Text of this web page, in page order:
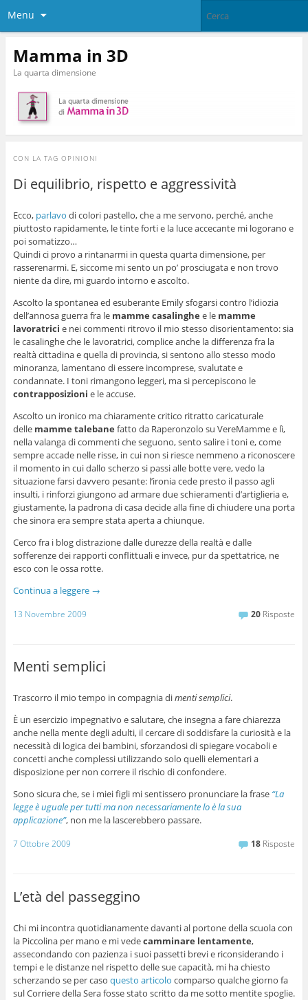
Menu
Mamma in 3D
La quarta dimensione
CON LA TAG OPINIONI
Di equilibrio, rispetto e aggressività
Ecco, parlavo di colori pastello, che a me servono, perché, anche
piuttosto rapidamente, le tinte forti e la luce accecante mi logorano e
poi somatizzo…
Quindi ci provo a rintanarmi in questa quarta dimensione, per
rasserenarmi. E, siccome mi sento un po’ prosciugata e non trovo
niente da dire, mi guardo intorno e ascolto.
Ascolto la spontanea ed esuberante Emily sfogarsi contro l’idiozia
dell’annosa guerra fra le mamme casalinghe e le mamme
lavoratrici e nei commenti ritrovo il mio stesso disorientamento: sia
le casalinghe che le lavoratrici, complice anche la differenza fra la
realtà cittadina e quella di provincia, si sentono allo stesso modo
minoranza, lamentano di essere incomprese, svalutate e
condannate. I toni rimangono leggeri, ma si percepiscono le
contrapposizioni e le accuse.
Ascolto un ironico ma chiaramente critico ritratto caricaturale
delle mamme talebane fatto da Raperonzolo su VereMamme e lì,
nella valanga di commenti che seguono, sento salire i toni e, come
sempre accade nelle risse, in cui non si riesce nemmeno a riconoscere
il momento in cui dallo scherzo si passi alle botte vere, vedo la
situazione farsi davvero pesante: l’ironia cede presto il passo agli
insulti, i rinforzi giungono ad armare due schieramenti d’artiglieria e,
giustamente, la padrona di casa decide alla fine di chiudere una porta
che sinora era sempre stata aperta a chiunque.
Cerco fra i blog distrazione dalle durezze della realtà e dalle
sofferenze dei rapporti conflittuali e invece, pur da spettatrice, ne
esco con le ossa rotte.
Continua a leggere →
13 Novembre 2009 20 Risposte
Menti semplici
Trascorro il mio tempo in compagnia dimenti semplici.
È un esercizio impegnativo e salutare, che insegna a fare chiarezza
anche nella mente degli adulti, il cercare di soddisfare la curiosità e la
necessità di logica dei bambini, sforzandosi di spiegare vocaboli e
concetti anche complessi utilizzando solo quelli elementari a
disposizione per non correre il rischio di confondere.
Sono sicura che, se i miei figli mi sentissero pronunciare la frase “La
legge è uguale per tutti ma non necessariamente lo è la sua
applicazione”, non me la lascerebbero passare.
7 Ottobre 2009 18 Risposte
L’età del passeggino
Chi mi incontra quotidianamente davanti al portone della scuola con
la Piccolina per mano e mi vedecamminare lentamente,
assecondando con pazienza i suoi passetti brevi e riconsiderando i
tempi e le distanze nel rispetto delle sue capacità, mi ha chiesto
scherzando se per caso questo articolo comparso qualche giorno fa
sul Corriere della Sera fosse stato scritto da me sotto mentite spoglie.